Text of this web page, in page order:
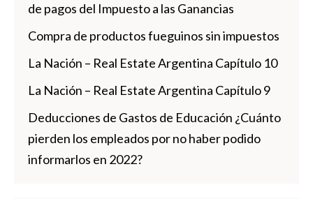
de pagos del Impuesto a las Ganancias
Compra de productos fueguinos sin impuestos
La Nación – Real Estate Argentina Capítulo 10
La Nación – Real Estate Argentina Capítulo 9
Deducciones de Gastos de Educación ¿Cuánto
pierden los empleados por no haber podido
informarlos en 2022?